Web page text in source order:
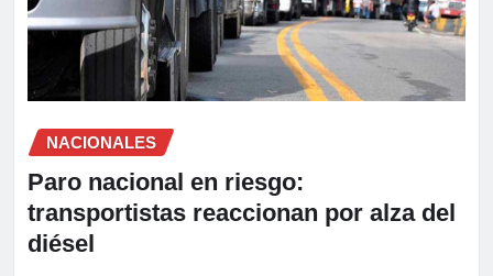
NACIONALES
Paro nacional en riesgo:
transportistas reaccionan por alza del
diésel